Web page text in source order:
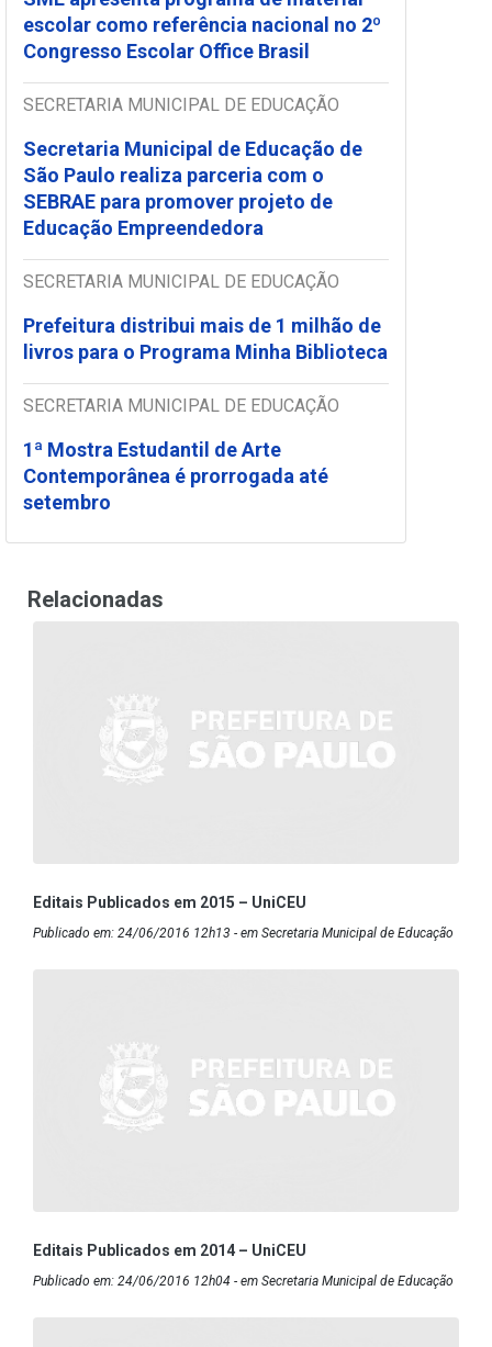
escolar como referência nacional no 2º
Congresso Escolar Office Brasil
SECRETARIA MUNICIPAL DE EDUCAÇÃO
Secretaria Municipal de Educação de
São Paulo realiza parceria com o
SEBRAE para promover projeto de
Educação Empreendedora
SECRETARIA MUNICIPAL DE EDUCAÇÃO
Prefeitura distribui mais de 1 milhão de
livros para o Programa Minha Biblioteca
SECRETARIA MUNICIPAL DE EDUCAÇÃO
1ª Mostra Estudantil de Arte
Contemporânea é prorrogada até
setembro
Relacionadas
Editais Publicados em 2015 – UniCEU
Publicado em: 24/06/2016 12h13 - em Secretaria Municipal de Educação
Editais Publicados em 2014 – UniCEU
Publicado em: 24/06/2016 12h04 - em Secretaria Municipal de Educação